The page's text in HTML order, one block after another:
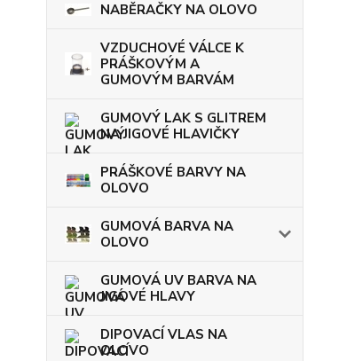
NABĚRAČKY NA OLOVO
VZDUCHOVÉ VÁLCE K
PRÁŠKOVÝM A
GUMOVÝM BARVÁM
GUMOVÝ LAK S GLITREM
NA JIGOVÉ HLAVIČKY
PRÁŠKOVÉ BARVY NA
OLOVO
GUMOVÁ BARVA NA
OLOVO
GUMOVÁ UV BARVA NA
JIGOVÉ HLAVY
DIPOVACÍ VLAS NA
OLOVO